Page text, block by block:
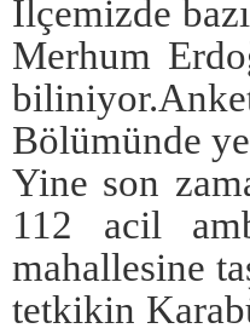
İlçemizde
Merhum
Bölümünde
Yine son
112 acil
mahallesine
tetkikin